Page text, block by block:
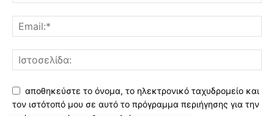
αποθηκεύστε το όνομα, το ηλεκτρονικό ταχυδρομείο και
τον ιστότοπό μου σε αυτό το πρόγραμμα περιήγησης για την